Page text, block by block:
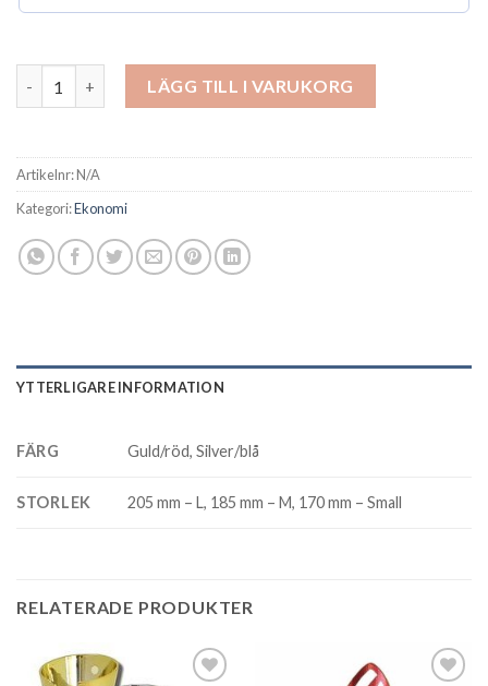
Pokal Madrid mängdLÄGG TILL I VARUKORG
Artikelnr:N/A
Kategori:Ekonomi
YTTERLIGARE INFORMATION
FÄRG Guld/röd, Silver/blå
STORLEK 205 mm – L, 185 mm – M, 170 mm – Small
RELATERADE PRODUKTER